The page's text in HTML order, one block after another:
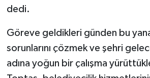
dedi.
Göreve geldikleri günden bu
sorunlarını çözmek ve şehri
adına yoğun bir çalışma